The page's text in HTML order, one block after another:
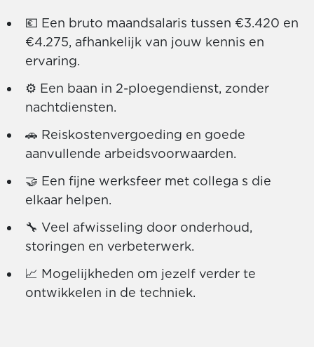
💶 Een bruto maandsalaris tussen €3.420 en
€4.275, afhankelijk van jouw kennis en
ervaring.
⚙ Een baan in 2-ploegendienst, zonder
nachtdiensten.
🚗 Reiskostenvergoeding en goede
aanvullende arbeidsvoorwaarden.
🤝 Een fijne werksfeer met collega s die
elkaar helpen.
🔧 Veel afwisseling door onderhoud,
storingen en verbeterwerk.
📈 Mogelijkheden om jezelf verder te
ontwikkelen in de techniek.